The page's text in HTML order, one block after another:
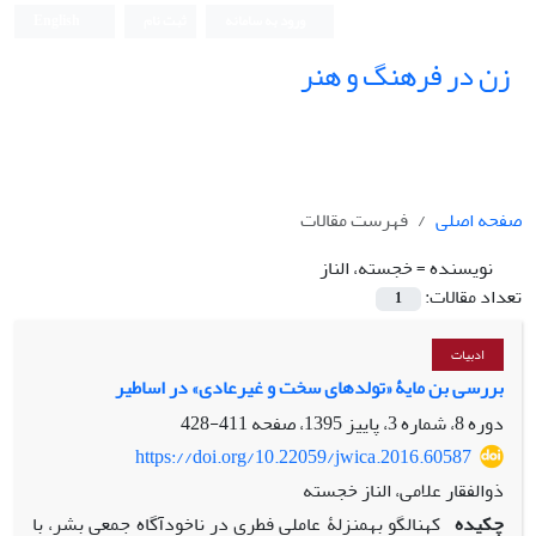
زن در فرهنگ و هنر
صفحه اصلی
فهرست مقالات
نویسنده =خجسته، الناز
تعداد مقالات:
1
ادبیات
بررسی بن‏ مایۀ «تولدهای سخت و غیرعادی» در اساطیر
دوره 8، شماره 3، پاییز 1395، صفحه
411-428
https://doi.org/10.22059/jwica.2016.60587
ذوالفقار علامی، الناز خجسته
چکیده کهن‏الگو به‏منزلۀ عاملی فطری در ناخودآگاه جمعی بشر، با